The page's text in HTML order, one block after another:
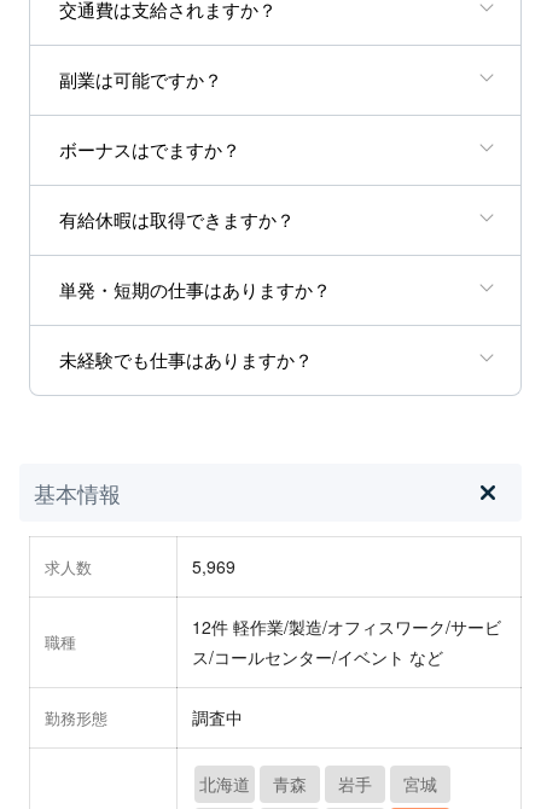
交通費は支給されますか？
副業は可能ですか？
ボーナスはでますか？
有給休暇は取得できますか？
単発・短期の仕事はありますか？
未経験でも仕事はありますか？
基本情報
求人数 5,969
職種
12件 軽作業/製造/オフィスワーク/サービ
ス/コールセンター/イベント など
勤務形態 調査中
北海道 青森 岩手
宮城